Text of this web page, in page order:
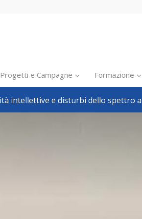
Inclusione scolastica
Inclusione lavorativa
Progetti e Campagne Formazione
intellettive e disturbi dello spettro